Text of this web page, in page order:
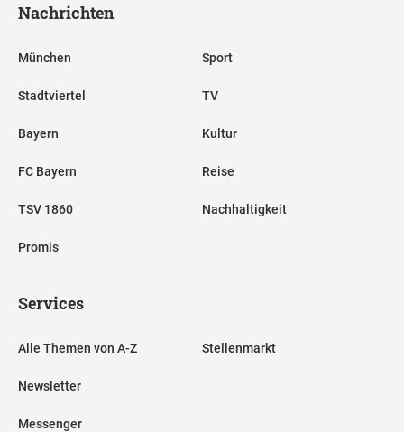
Nachrichten
München
Stadtviertel
Bayern
FC Bayern
TSV 1860
Promis
Sport
TV
Kultur
Reise
Nachhaltigkeit
Services
Alle Themen von A-Z
Newsletter
Messenger
Stellenmarkt